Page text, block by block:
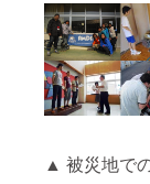
▲ 被災地で